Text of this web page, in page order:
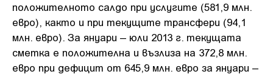
положителното салдо при услугите (581,9 млн.
евро), както и при текущите трансфери (94,1
млн. евро). За януари – юли 2013 г. текущата
сметка е положителна и възлиза на 372,8 млн.
евро при дефицит от 645,9 млн. евро за януари –